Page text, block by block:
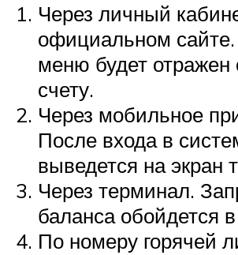
Через личный
официальном
меню будет отражен
счету.
Через мобильное
После входа в
выведется на экран
Через терминал.
баланса обойдется
По номеру горячей